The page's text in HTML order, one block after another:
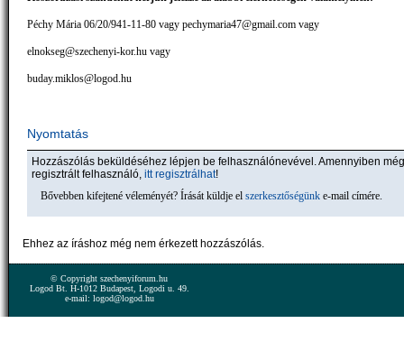
Péchy Mária 06/20/941-11-80 vagy pechymaria47@gmail.com vagy
elnokseg@szechenyi-kor.hu vagy
buday.miklos@logod.hu
Nyomtatás
Hozzászólás beküldéséhez lépjen be felhasználónevével. Amennyiben
regisztrált felhasználó, itt regisztrálhat!
Bővebben kifejtené véleményét? Írását küldje el szerkesztőségünk e-mail címére.
Ehhez az íráshoz még nem érkezett hozzászólás.
© Copyright szechenyiforum.hu
Logod Bt. H-1012 Budapest, Logodi u. 49.
e-mail: logod@logod.hu